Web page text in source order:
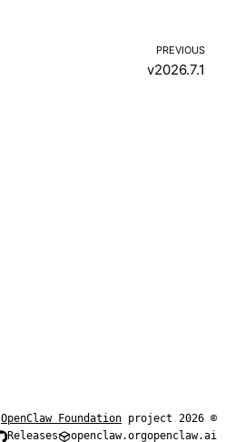
PREVIOUS
v2026.7.1
© 2026 OpenClaw — an
OpenClaw Foundation project
openclaw.ai
openclaw.org
Releases